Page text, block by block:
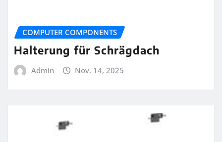
COMPUTER COMPONENTS
Halterung für Schrägdach
Admin Nov. 14, 2025